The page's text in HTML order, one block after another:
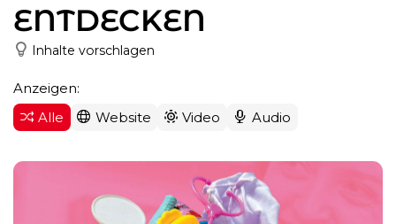
ENTDECKEN
Inhalte vorschlagen
Anzeigen:
Alle
Website Video Audio